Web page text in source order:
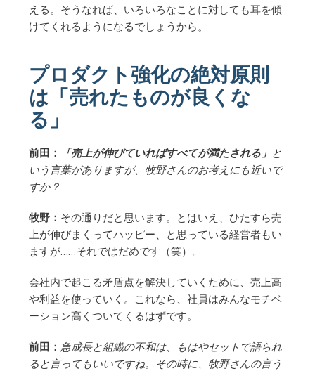
える。そうなれば、いろいろなことに対しても耳を傾
けてくれるようになるでしょうから。
プロダクト強化の絶対原則
は「売れたものが良くな
る」
前田： 「売上が伸びていればすべてが満たされる」 と
いう言葉がありますが、牧野さんのお考えにも近いで
すか？
牧野： その通りだと思います。とはいえ、ひたすら売
上が伸びまくってハッピー、と思っている経営者もい
ますが……それではだめです（笑）。
会社内で起こる矛盾点を解決していくために、売上高
や利益を使っていく。これなら、社員はみんなモチベ
ーション高くついてくるはずです。
前田： 急成長と組織の不和は、もはやセットで語られ
ると言ってもいいですね。その時に、牧野さんの言う